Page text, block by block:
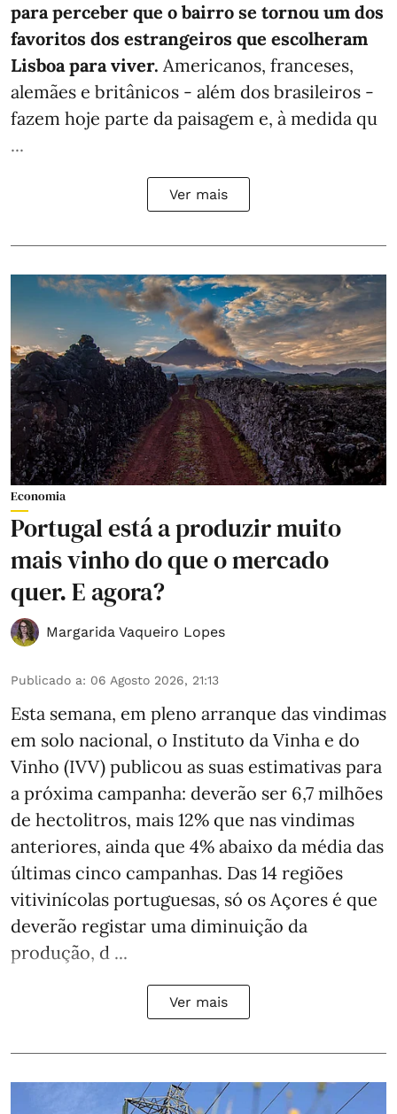
para perceber que o bairro se tornou um dos
favoritos dos estrangeiros que escolheram
Lisboa para viver. Americanos, franceses,
alemães e britânicos - além dos brasileiros -
fazem hoje parte da paisagem e, à medida qu
...
Ver mais
Economia
Portugal está a produzir muito
mais vinho do que o mercado
quer. E agora?
Margarida Vaqueiro Lopes
Publicado a: 06 Agosto 2026, 21:13
Esta semana, em pleno arranque das vindimas
em solo nacional, o Instituto da Vinha e do
Vinho (IVV) publicou as suas estimativas para
a próxima campanha: deverão ser 6,7 milhões
de hectolitros, mais 12% que nas vindimas
anteriores, ainda que 4% abaixo da média das
últimas cinco campanhas. Das 14 regiões
vitivinícolas portuguesas, só os Açores é que
deverão registar uma diminuição da
produção, d ...
Ver mais